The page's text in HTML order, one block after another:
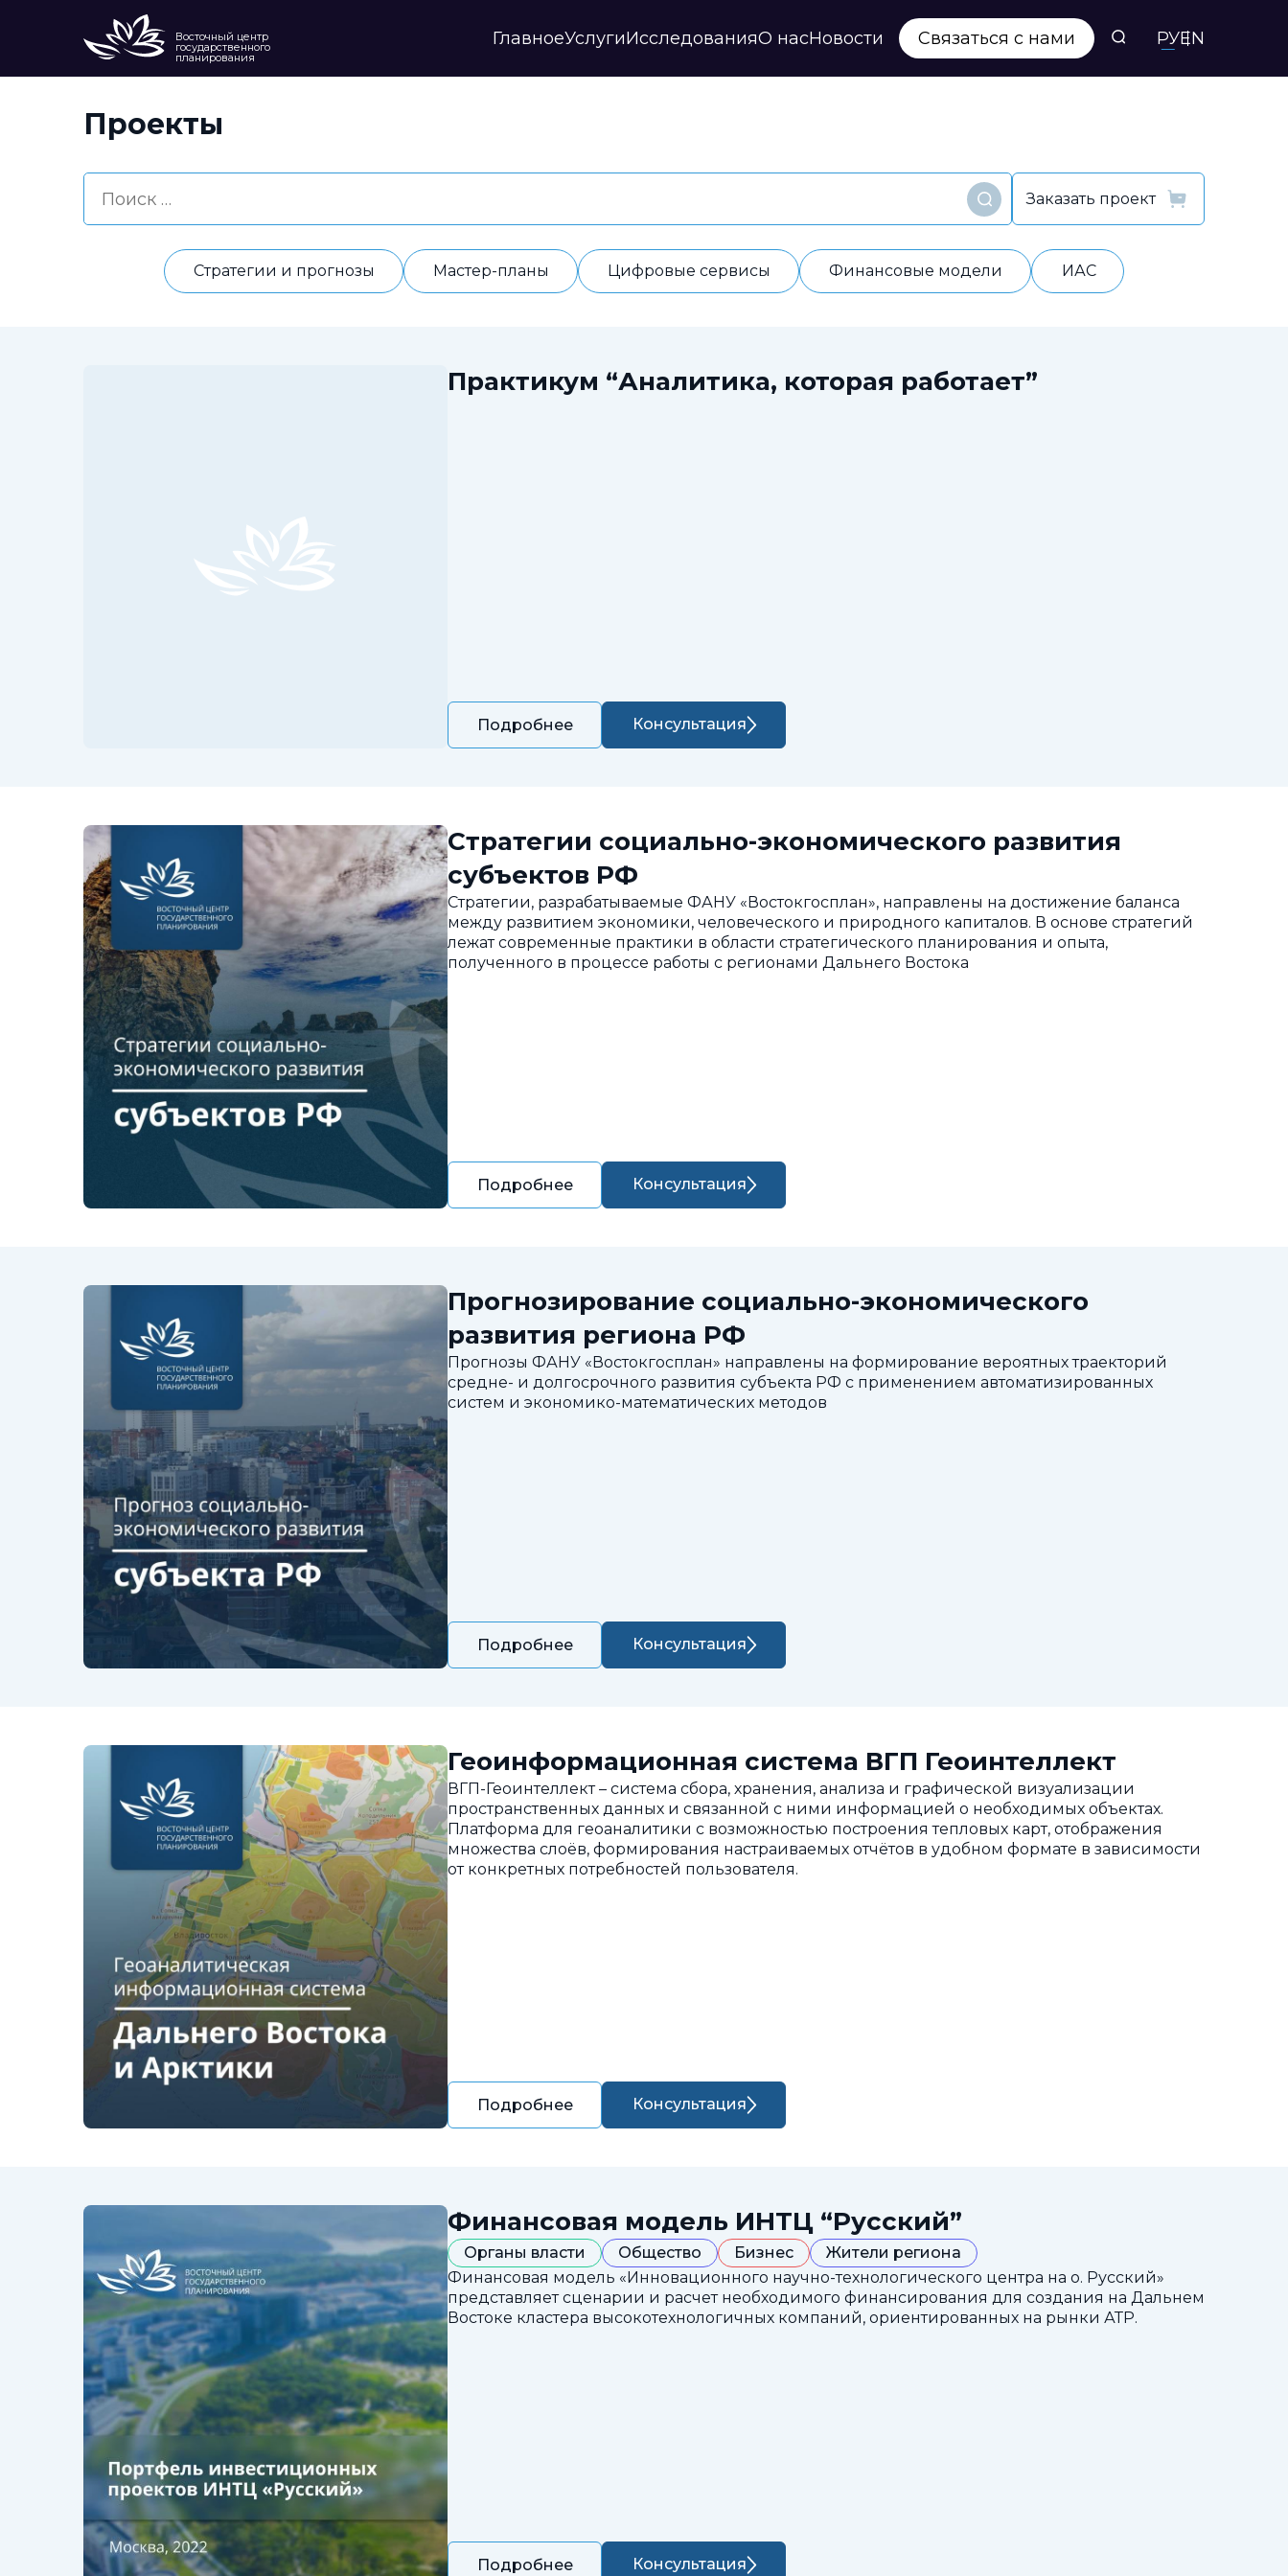
Восточный центр
государственного
планирования
ГлавноеУслуги
Финансовые модели
Исследования
Профили регионов
О нас
Документы
Новости Связаться с нами РУEN
Проекты
НайтиЗаказать проект
Стратегии и прогнозы Мастер-планы Цифровые сервисы Финансовые модели ИАС
Практикум “Аналитика, которая работает”
Подробнее Консультация
Стратегии социально-экономического развития
субъектов РФ
Стратегии, разрабатываемые ФАНУ «Востокгосплан», направлены на достижение баланса
между развитием экономики, человеческого и природного капиталов. В основе стратегий
лежат современные практики в области стратегического планирования и опыта,
полученного в процессе работы с регионами Дальнего Востока
Подробнее Консультация
Прогнозирование социально-экономического
развития региона РФ
Прогнозы ФАНУ «Востокгосплан» направлены на формирование вероятных траекторий
средне- и долгосрочного развития субъекта РФ с применением автоматизированных
систем и экономико-математических методов
Подробнее Консультация
Геоинформационная система ВГП Геоинтеллект
ВГП-Геоинтеллект – система сбора, хранения, анализа и графической визуализации
пространственных данных и связанной с ними информацией о необходимых объектах.
Платформа для геоаналитики с возможностью построения тепловых карт, отображения
множества слоёв, формирования настраиваемых отчётов в удобном формате в зависимости
от конкретных потребностей пользователя.
Подробнее Консультация
Финансовая модель ИНТЦ “Русский”
Органы власти Общество Бизнес
Жители региона
Финансовая модель «Инновационного научно-технологического центра на о. Русский»
представляет сценарии и расчет необходимого финансирования для создания на Дальнем
Востоке кластера высокотехнологичных компаний, ориентированных на рынки АТР.
Подробнее Консультация